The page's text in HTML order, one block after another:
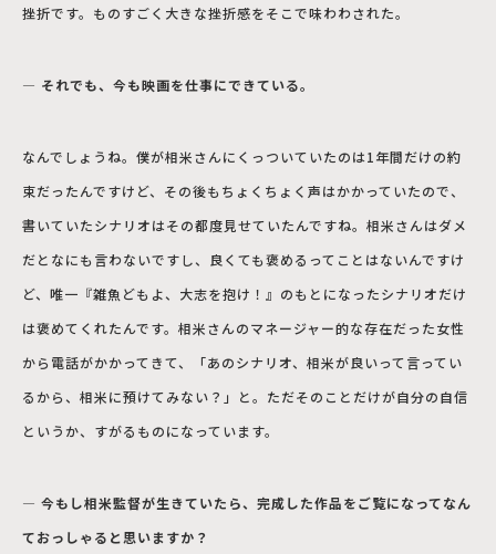
挫折です。ものすごく大きな挫折感をそこで味わわされた。
― それでも、今も映画を仕事にできている。
なんでしょうね。僕が相米さんにくっついていたのは1年間だけの約
束だったんですけど、その後もちょくちょく声はかかっていたので、
書いていたシナリオはその都度見せていたんですね。相米さんはダメ
だとなにも言わないですし、良くても褒めるってことはないんですけ
ど、唯一『雑魚どもよ、大志を抱け！』のもとになったシナリオだけ
は褒めてくれたんです。相米さんのマネージャー的な存在だった女性
から電話がかかってきて、「あのシナリオ、相米が良いって言ってい
るから、相米に預けてみない？」と。ただそのことだけが自分の自信
というか、すがるものになっています。
― 今もし相米監督が生きていたら、完成した作品をご覧になってなん
ておっしゃると思いますか？